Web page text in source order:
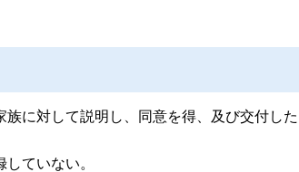
に対して説明し、同意を得、及び交付し
ていない。